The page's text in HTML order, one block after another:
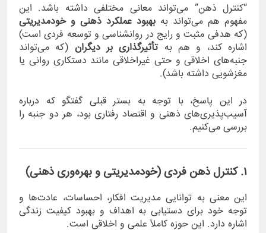
“کنترل ذهن” می‌تواند معانی مختلفی داشته باشد. این
مفهوم هم می‌تواند به بهبود عملکرد ذهنی و خودمدیریتی
(که هدفی مثبت و رایج در روانشناسی و توسعه فردی است)
اشاره کند، و هم به تأثیرگذاری بر دیگران (که می‌تواند
جنبه‌های اخلاقی و حتی غیراخلاقی مانند دستکاری روانی یا
مغزشویی داشته باشد).
در این پاسخ، با توجه به بستر قبلی گفتگو که درباره
آسیب‌پذیری‌های ذهنی و اقتصاد رفتاری بود، هر دو جنبه را
بررسی می‌کنیم.
۱. کنترل ذهن فردی (خودمدیریتی و بهره‌وری ذهنی)
این معنی به توانایی مدیریت افکار، احساسات، عادت‌ها و
توجه خود برای دستیابی به اهداف و بهبود کیفیت زندگی
اشاره دارد. این حوزه کاملاً علمی و اخلاقی است.